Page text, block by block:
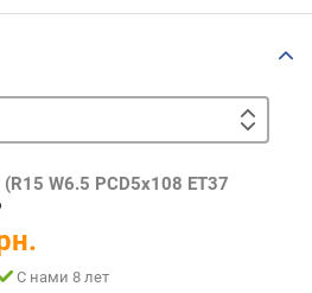
(R15 W6.5 PCD5x108 ET37
С нами 8 лет